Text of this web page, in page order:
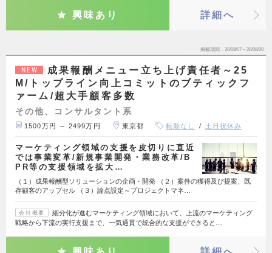
興味あり 詳細へ
掲載期間 26/08/07～26/08/20
NEW
成果報酬メニュー立ち上げ責任者～25
M/トップライン向上コミットのブティックフ
ァーム/超大手顧客多数
その他、コンサルタント系
1500万円 ～ 2499万円 東京都 転勤なし 土日祝休み
マーケティング領域の支援を皮切りに直近
では事業変革/新規事業開発・業務改革/B
PR等の支援領域を拡大…
（１）成果報酬型ソリューションの企画・開発 （２）案件の獲得及び提案、既
存顧客のアップセル （３）論点設定～プロジェクトマネ…
会社概要
細分化が進むマーケティング領域において、上流のマーケティング
戦略から下流の実行支援まで、一気通貫で統合的な支援ができると…